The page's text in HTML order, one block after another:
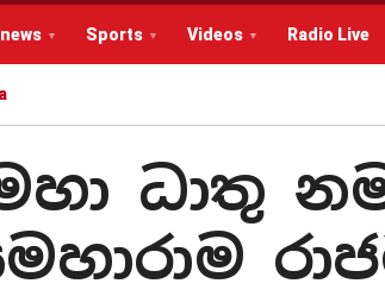
Sports Videos Radio Live
ධාතු